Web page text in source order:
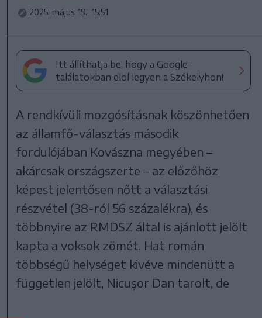
2025. május 19., 15:51
Itt állíthatja be, hogy a Google-
találatokban elöl legyen a Székelyhon!
A rendkívüli mozgósításnak köszönhetően
az államfő-választás második
fordulójában Kovászna megyében –
akárcsak országszerte – az előzőhöz
képest jelentősen nőtt a választási
részvétel (38-ról 56 százalékra), és
többnyire az RMDSZ által is ajánlott jelölt
kapta a voksok zömét. Hat román
többségű helységet kivéve mindenütt a
független jelölt, Nicușor Dan tarolt, de